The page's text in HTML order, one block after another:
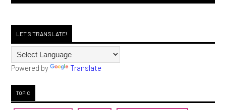
LET'S TRANSLATE!
Powered by Translate
TOPIC